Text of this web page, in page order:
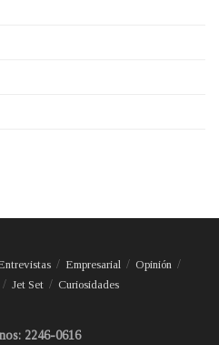
Empresarial
Opinión
Jet Set Curiosidades
2246-0616